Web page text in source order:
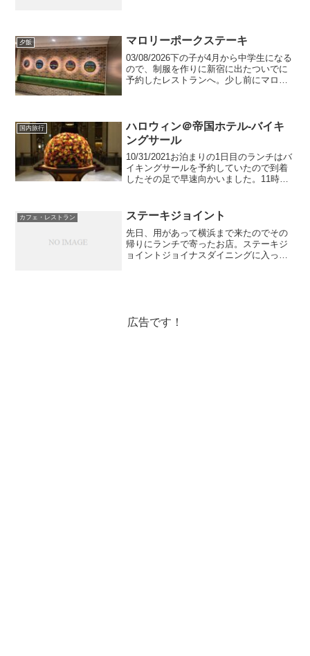
自宅からお店まで徒...
夕飯 マロリーポークステーキ
03/08/2026下の子が4月から中学生になる
ので、制服を作りに新宿に出たついでに
予約したレストランへ。少し前にマロリ
ます。店内の...
国内旅行
ハロウィン＠帝国ホテル-バイキ
ングサール
10/31/2021お泊まりの1日目のランチはバ
イキングサールを予約していたので到着
したその足で早速向かいました。11時半
をしたところ、もう部屋の準備はできて
いると...
カフェ・レストラン ステーキジョイント
先日、用があって横浜まで来たのでその
帰りにランチで寄ったお店。ステーキジ
ョイントジョイナスダイニングに入って
広告です！